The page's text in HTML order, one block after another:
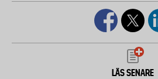
LÄS SENARE